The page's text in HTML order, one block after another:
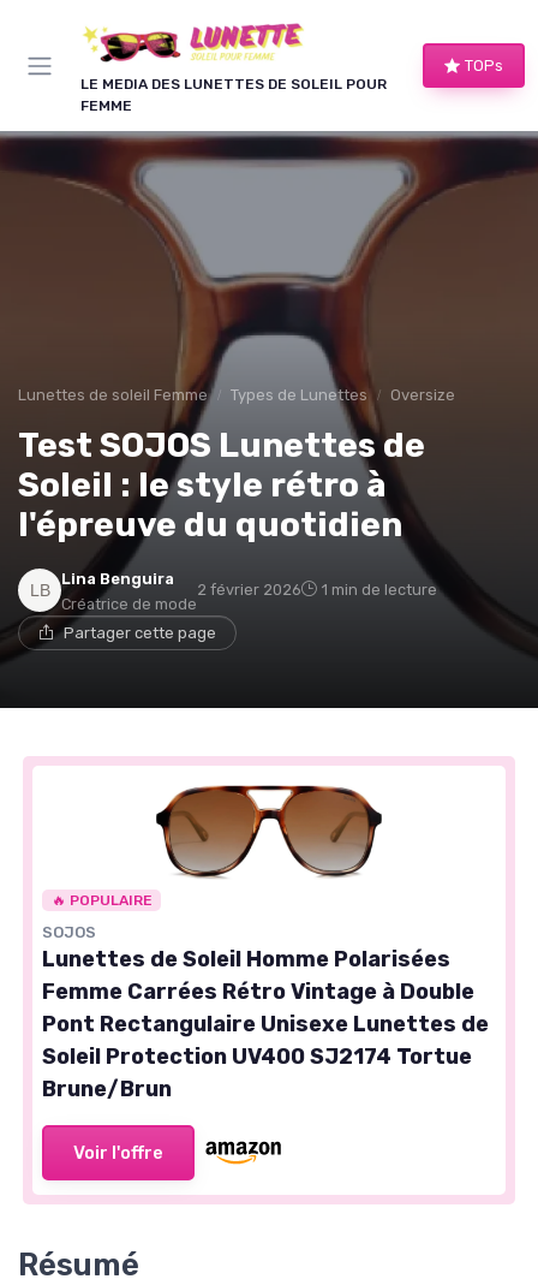
LE MEDIA DES LUNETTES DE SOLEIL POUR
FEMME
TOPs
Lunettes de soleil Femme Types de Lunettes Oversize
Test SOJOS Lunettes de
Soleil : le style rétro à
l'épreuve du quotidien
Lina Benguira
Créatrice de mode
2 février 2026 1 min de lecture
Partager cette page
🔥 POPULAIRE
SOJOS
Lunettes de Soleil Homme Polarisées
Femme Carrées Rétro Vintage à Double
Pont Rectangulaire Unisexe Lunettes de
Soleil Protection UV400 SJ2174 Tortue
Brune/Brun
Voir l'offre
Résumé